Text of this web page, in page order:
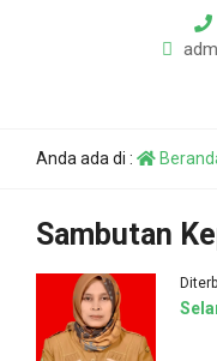
Anda ada di :
Sambutan